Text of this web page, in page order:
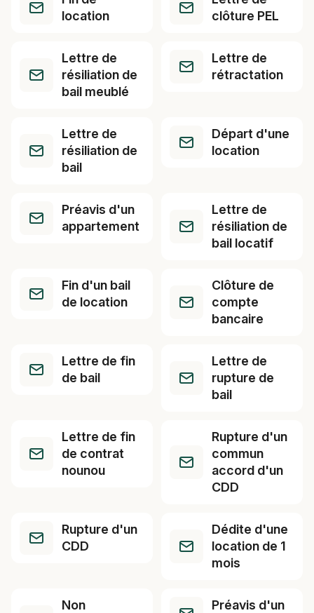
location
clôture PEL
Lettre de
résiliation de
bail meublé
Lettre de
rétractation
Lettre de
résiliation de
bail
Départ d'une
location
Préavis d'un
appartement
Lettre de
résiliation de
bail locatif
Fin d'un bail
de location
Clôture de
compte
bancaire
Lettre de fin
de bail
Lettre de
rupture de
bail
Lettre de fin
de contrat
nounou
Rupture d'un
commun
accord d'un
CDD
Rupture d'un
CDD
Dédite d'une
location de 1
mois
Non
Préavis d'un